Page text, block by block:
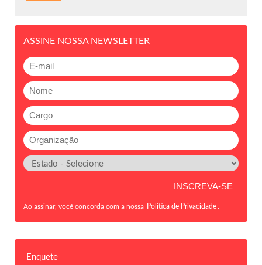
ASSINE NOSSA NEWSLETTER
Ao assinar, você concorda com a nossa Política de Privacidade
Enquete